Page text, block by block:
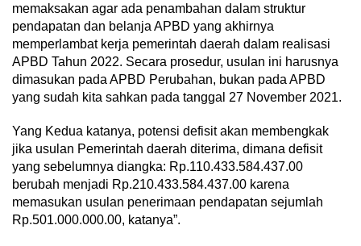
memaksakan agar ada penambahan dalam struktur
pendapatan dan belanja APBD yang akhirnya
memperlambat kerja pemerintah daerah dalam realisasi
APBD Tahun 2022. Secara prosedur, usulan ini harusnya
dimasukan pada APBD Perubahan, bukan pada APBD
yang sudah kita sahkan pada tanggal 27 November 2021.
Yang Kedua katanya, potensi defisit akan membengkak
jika usulan Pemerintah daerah diterima, dimana defisit
yang sebelumnya diangka: Rp.110.433.584.437.00
berubah menjadi Rp.210.433.584.437.00 karena
memasukan usulan penerimaan pendapatan sejumlah
Rp.501.000.000.00, katanya”.